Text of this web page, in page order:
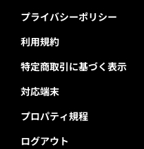
プライバシーポリシー
利用規約
特定商取引に基づく表示
対応端末
プロパティ規程
ログアウト